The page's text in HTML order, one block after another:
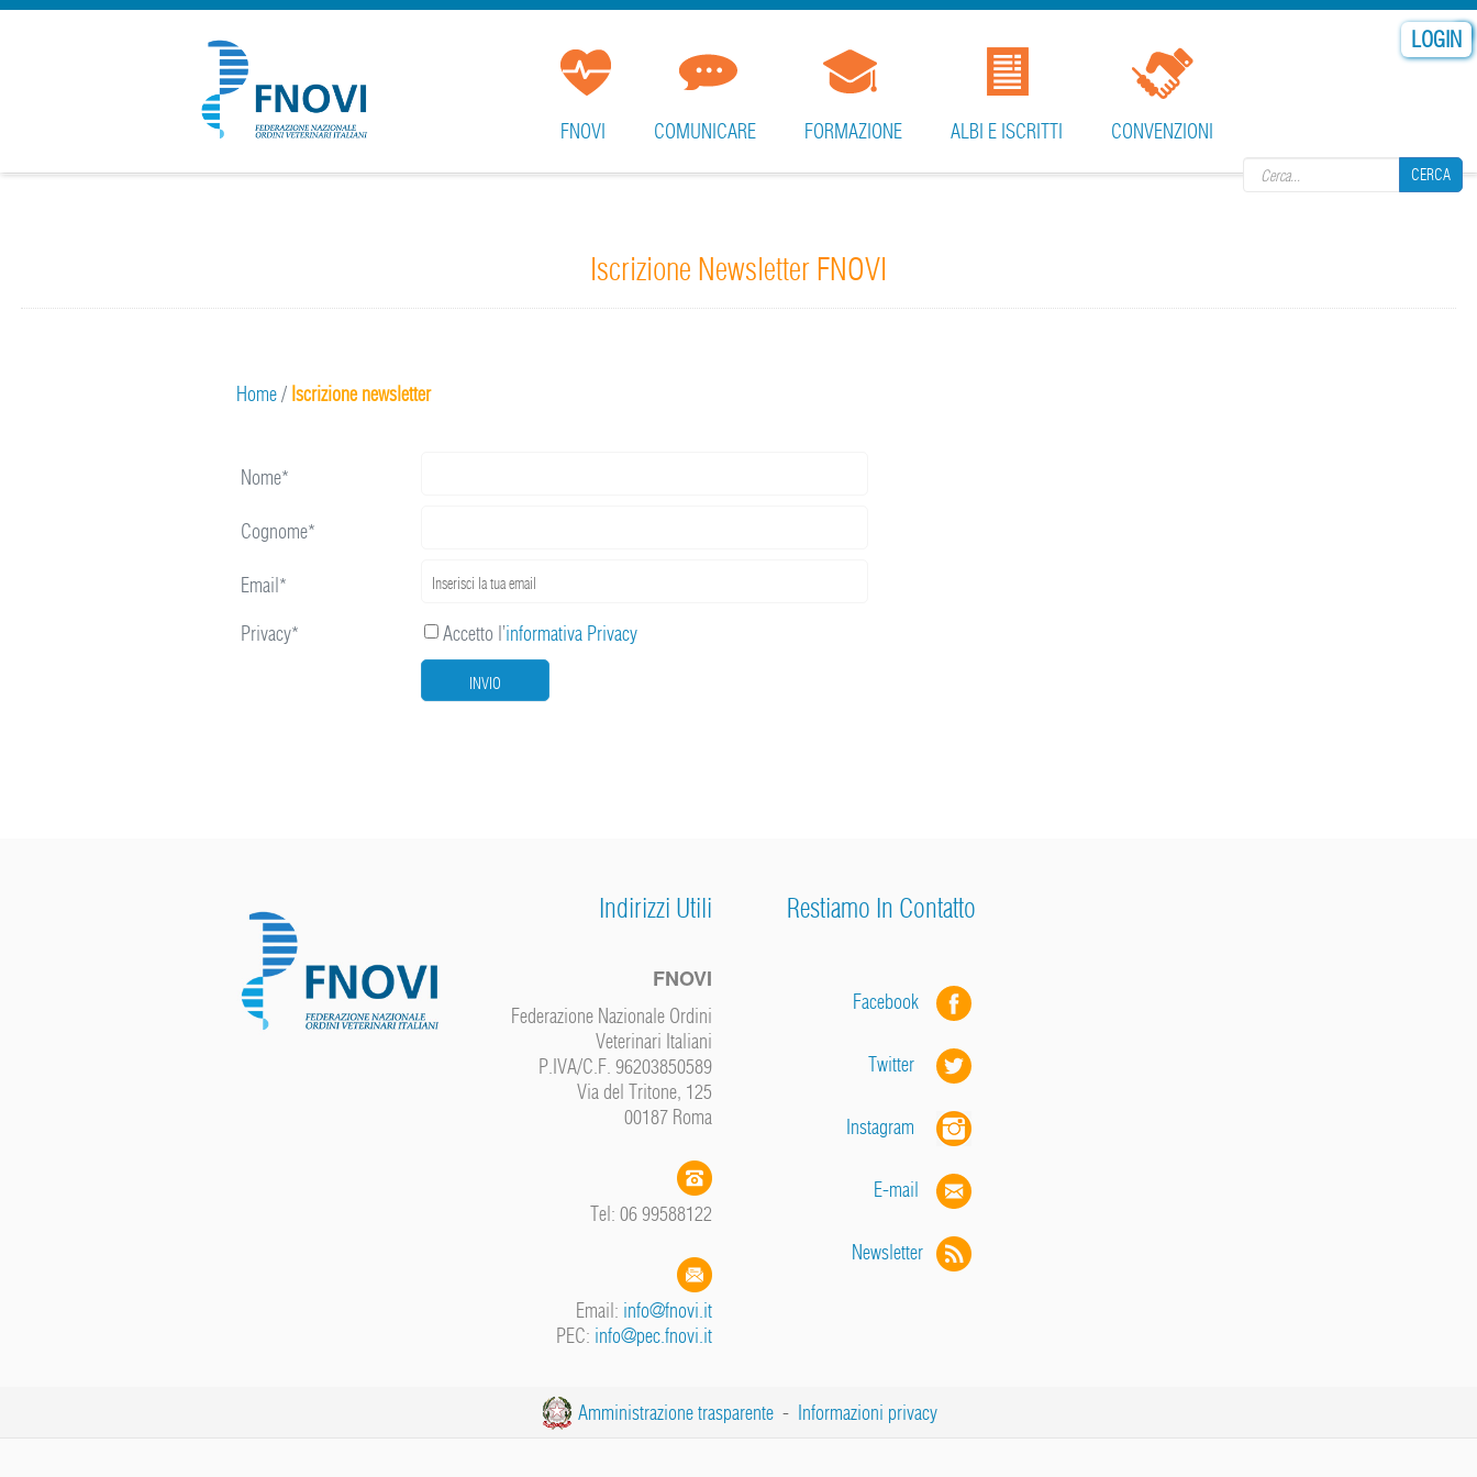
LOGIN
CERCA
FNOVI COMUNICARE FORMAZIONE ALBI E ISCRITTI CONVENZIONI
Iscrizione Newsletter FNOVI
Home/ Iscrizione newsletter
Nome*
Cognome*
Email*
Privacy*
Accetto l’informativa Privacy
INVIO
Indirizzi Utili
FNOVI
Federazione Nazionale Ordini
Veterinari Italiani
P.IVA/C.F. 96203850589
Via del Tritone, 125
00187 Roma
Tel: 06 99588122
Email: info@fnovi.it
PEC: info@pec.fnovi.it
Restiamo In Contatto
Facebook
Twitter
Instagram
E-mail
Newsletter
Amministrazione trasparente- Informazioni privacy